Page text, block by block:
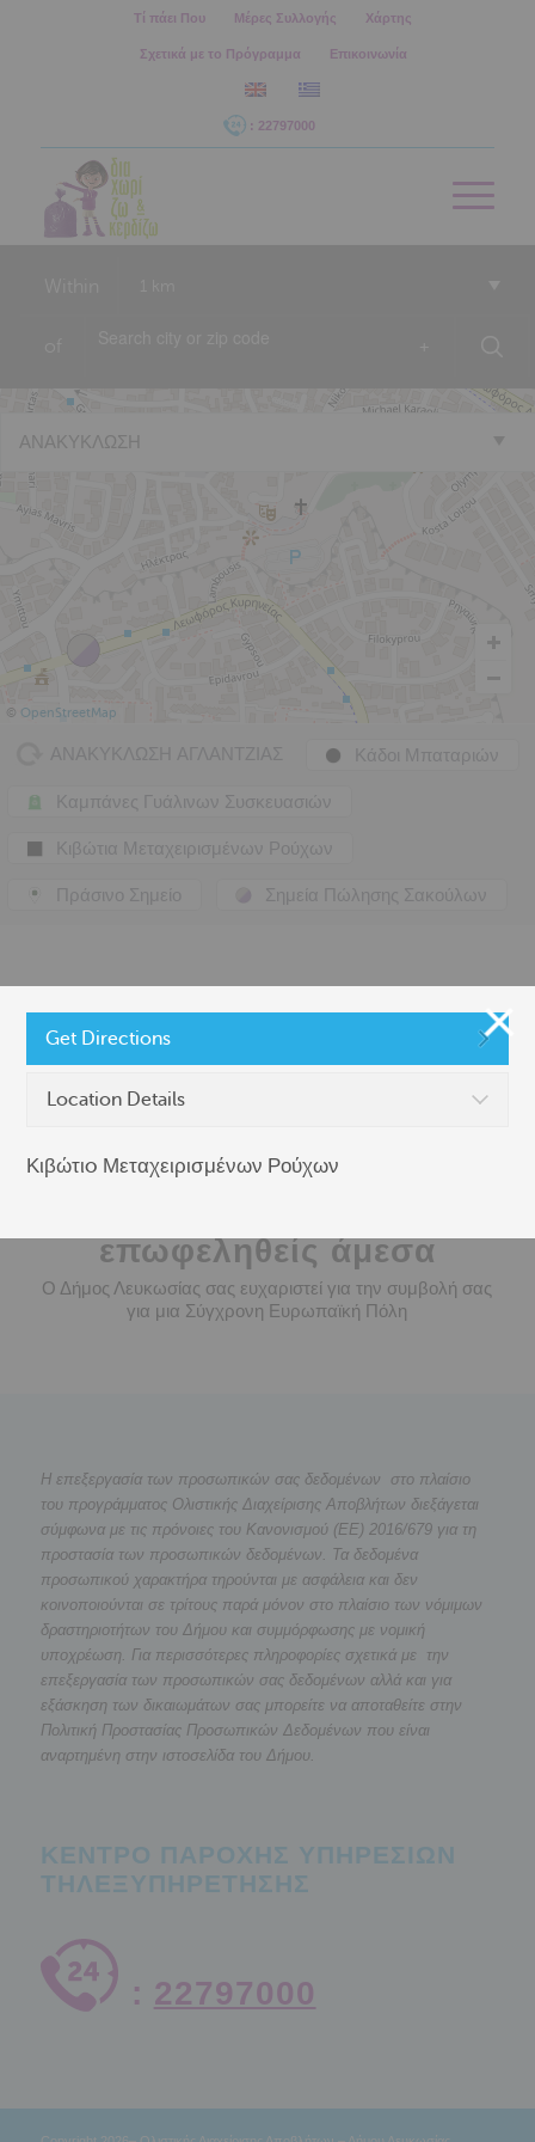
Τί πάει Που Μέρες Συλλογής Χάρτης
Σχετικά με το Πρόγραμμα Επικοινωνία
: 22797000
ΑΝΑΚΥΚΛΩΣΗ
© OpenStreetMap
Κάδοι Μπαταριών
Καμπάνες Γυάλινων Συσκευασιών
Κιβώτια Μεταχειρισμένων Ρούχων
Πράσινο Σημείο Σημεία Πώλησης Σακούλων
επωφεληθείς άμεσα
Ο Δήμος Λευκωσίας σας ευχαριστεί για την συμβολή σας
για μια Σύγχρονη Ευρωπαϊκή Πόλη
Η επεξεργασία των προσωπικών σας δεδομένων στο πλαίσιο
του προγράμματος Ολιστικής Διαχείρισης Αποβλήτων διεξάγεται
σύμφωνα με τις πρόνοιες του Κανονισμού (ΕΕ) 2016/679 για τη
προστασία των προσωπικών δεδομένων. Τα δεδομένα
προσωπικού χαρακτήρα τηρούνται με ασφάλεια και δεν
κοινοποιούνται σε τρίτους παρά μόνον στο πλαίσιο των νόμιμων
δραστηριοτήτων του Δήμου και συμμόρφωσης με νομική
υποχρέωση. Για περισσότερες πληροφορίες σχετικά με την
επεξεργασία των προσωπικών σας δεδομένων αλλά και για
εξάσκηση των δικαιωμάτων σας μπορείτε να αποταθείτε στην
Πολιτική Προστασίας Προσωπικών Δεδομένων που είναι
αναρτημένη στην ιστοσελίδα του Δήμου.
ΚΕΝΤΡΟ ΠΑΡΟΧΗΣ ΥΠΗΡΕΣΙΩΝ
ΤΗΛΕΞΥΠΗΡΕΤΗΣΗΣ
: 22797000
Get Directions
Location Details
Κιβώτιo Μεταχειρισμένων Ρούχων